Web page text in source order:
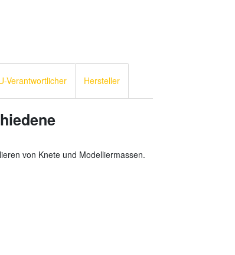
Verantwortlicher Hersteller
von Knete und Modelliermassen.